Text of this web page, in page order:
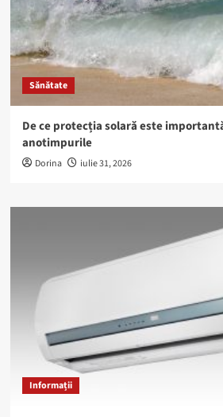
Sănătate
De ce protecția solară este
anotimpurile
Dorina iulie 31, 2026
Informații